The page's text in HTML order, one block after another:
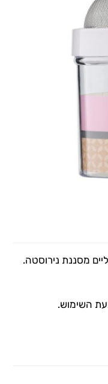
מסננת נירוסטה.
השימוש.